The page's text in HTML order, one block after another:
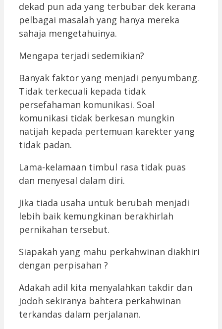
dekad pun ada yang terbubar dek kerana
pelbagai masalah yang hanya mereka
sahaja mengetahuinya.
Mengapa terjadi sedemikian?
Banyak faktor yang menjadi penyumbang.
Tidak terkecuali kepada tidak
persefahaman komunikasi. Soal
komunikasi tidak berkesan mungkin
natijah kepada pertemuan karekter yang
tidak padan.
Lama-kelamaan timbul rasa tidak puas
dan menyesal dalam diri.
Jika tiada usaha untuk berubah menjadi
lebih baik kemungkinan berakhirlah
pernikahan tersebut.
Siapakah yang mahu perkahwinan diakhiri
dengan perpisahan ?
Adakah adil kita menyalahkan takdir dan
jodoh sekiranya bahtera perkahwinan
terkandas dalam perjalanan.